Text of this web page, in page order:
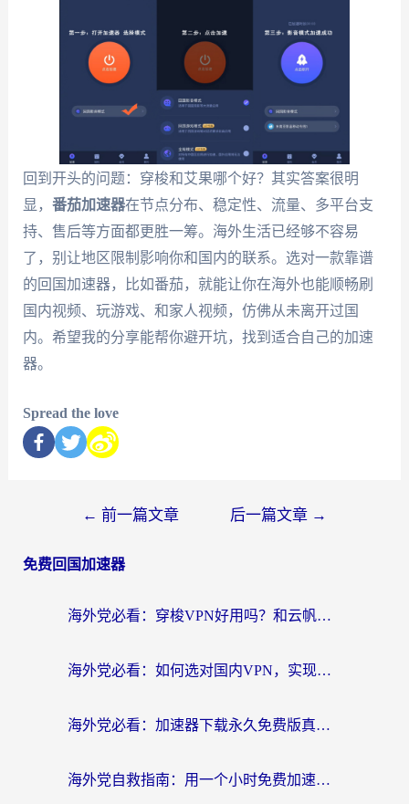
回到开头的问题：穿梭和艾果哪个好？其实答案很明
显， 番茄加速器在节点分布、稳定性、流量、多平台支
持、售后等方面都更胜一筹。海外生活已经够不容易
了，别让地区限制影响你和国内的联系。选对一款靠谱
的回国加速器，比如番茄，就能让你在海外也能顺畅刷
国内视频、玩游戏、和家人视频，仿佛从未离开过国
内。希望我的分享能帮你避开坑，找到适合自己的加速
器。
Spread the love
← 前一篇文章 后一篇文章 →
免费回国加速器
海外党必看：穿梭VPN好用吗？和云帆VPN对比哪个回国效果更好？附真实测评+避坑指南
海外党必看：如何选对国内VPN，实现无缝访问国内资源？
海外党必看：加速器下载永久免费版真的存在吗？教你无缝访问国内资源的正确姿势
海外党自救指南：用一个小时免费加速器，轻松打破国内资源访问壁垒？